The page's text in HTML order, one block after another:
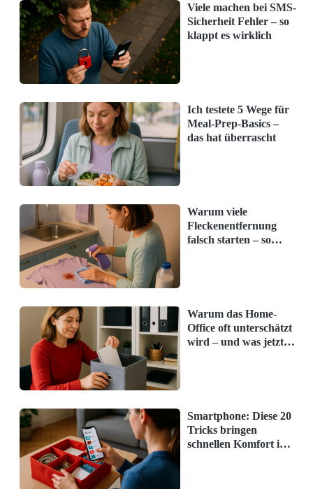
Checkliste erstellen:Erstellen Sie eine
Liste mit den Dingen, die Sie regelmäßig
benötigen, wie z.B. Wasserflasche,
Sonnenbrille und Notizbuch.
Mehrere Fächer nutzen: Verwenden Sie
Taschen mit verschiedenen Fächern, um
alles ordentlich zu verstauen.
Essentials griffbereit haben:
oft genutzte Gegenstände in den vorderen
Fächern auf.
Viele machen bei SMS-
Sicherheit Fehler – so
klappt es wirklich
Ich testete 5 Wege für
Meal-Prep-Basics –
das hat überrascht
Warum viele
Fleckenentfernung
falsch starten – so
Warum das Home-
Office oft unterschätzt
wird – und was jetzt
Smartphone: Diese 20
Tricks bringen
schnellen Komfort im